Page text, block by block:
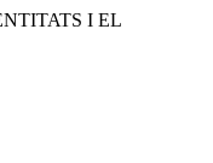
I EL